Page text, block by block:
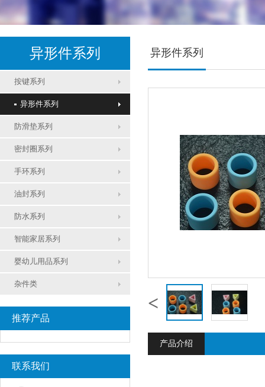
异形件系列
按键系列
异形件系列
防滑垫系列
密封圈系列
手环系列
油封系列
防水系列
智能家居系列
婴幼儿用品系列
杂件类
推荐产品
联系我们
异形件系列
<
产品介绍